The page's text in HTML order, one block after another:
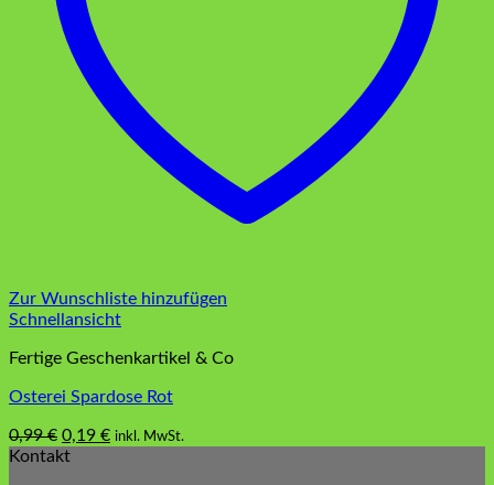
Zur Wunschliste hinzufügen
Schnellansicht
Fertige Geschenkartikel & Co
Osterei Spardose Rot
0,99€ Ursprünglicher
Preis
0,19 €Aktueller
inkl. MwSt.
Kontakt